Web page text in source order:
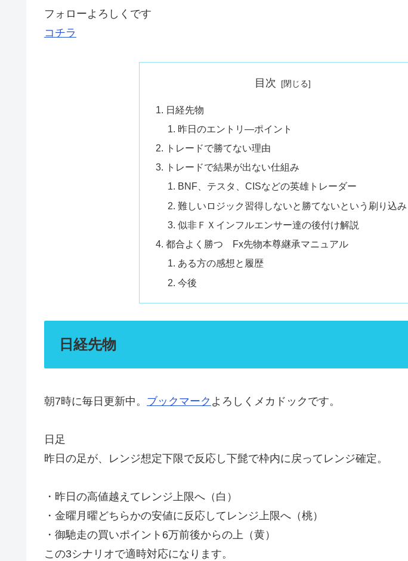
フォローよろしくです
コチラ
目次
日経先物
昨日のエントリ―ポイント
トレードで勝てない理由
トレードで結果が出ない仕組み
BNF、テスタ、CISなどの英雄トレーダー
難しいロジック習得しないと勝てないという刷り込み
似非ＦＸインフルエンサー達の後付け解説
都合よく勝つ Fx先物本尊継承マニュアル
ある方の感想と履歴
今後
日経先物
朝7時に毎日更新中。 ブックマーク よろしくメカドックです。
日足
昨日の足が、レンジ想定下限で反応し下髭で枠内に戻ってレンジ確定。
・昨日の高値越えてレンジ上限へ（白）
・金曜月曜どちらかの安値に反応してレンジ上限へ（桃）
・御馳走の買いポイント6万前後からの上（黄）
この3シナリオで適時対応になります。